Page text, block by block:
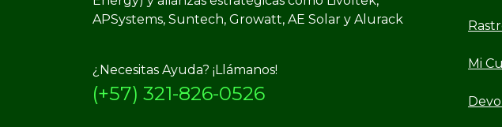
APSystems, Suntech, Growatt, AE Solar y Alurack
¿Necesitas Ayuda? ¡Llámanos!
(+57) 321-826-0526
Mi